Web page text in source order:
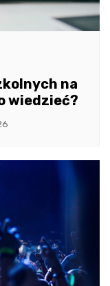
na
wiedzieć?